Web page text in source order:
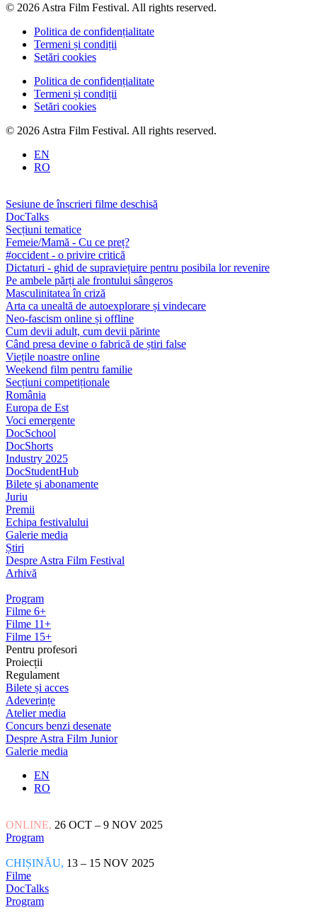
© 2026 Astra Film Festival. All rights reserved.
Politica de confidențialitate
Termeni și condiții
Setări cookies
Politica de confidențialitate
Termeni și condiții
Setări cookies
© 2026 Astra Film Festival. All rights reserved.
EN
RO
Sesiune de înscrieri filme deschisă
DocTalks
Secțiuni tematice
Femeie/Mamă - Cu ce preț?
#occident - o privire critică
Dictaturi - ghid de supraviețuire pentru posibila lor revenire
Pe ambele părți ale frontului sângeros
Masculinitatea în criză
Arta ca unealtă de autoexplorare și vindecare
Neo-fascism online și offline
Cum devii adult, cum devii părinte
Când presa devine o fabrică de știri false
Viețile noastre online
Weekend film pentru familie
Secțiuni competiționale
România
Europa de Est
Voci emergente
DocSchool
DocShorts
Industry 2025
DocStudentHub
Bilete și abonamente
Juriu
Premii
Echipa festivalului
Galerie media
Știri
Despre Astra Film Festival
Arhivă
Program
Filme 6+
Filme 11+
Filme 15+
Pentru profesori
Proiecții
Regulament
Bilete și acces
Adeverințe
Atelier media
Concurs benzi desenate
Despre Astra Film Junior
Galerie media
EN
RO
ONLINE, 26 OCT – 9 NOV 2025
Program
CHIȘINĂU, 13 – 15 NOV 2025
Filme
DocTalks
Program